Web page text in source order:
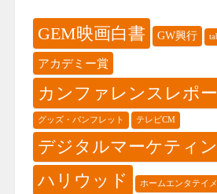
GEM映画白書 GW興行
アカデミー賞
カンファレンスレポ
グッズ・パンフレット テレビCM
デジタルマーケティ
ハリウッド ホームエンタテイ